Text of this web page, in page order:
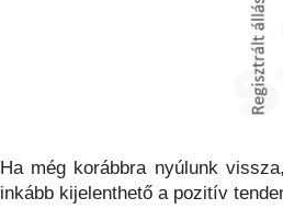
Ha még korábbra nyúlunk
inkább kijelenthető a pozitív